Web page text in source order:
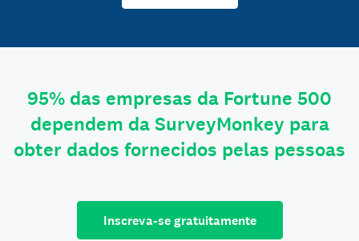
95% das empresas da Fortune 500
dependem da SurveyMonkey para
obter dados fornecidos pelas pessoas
Inscreva-se gratuitamente